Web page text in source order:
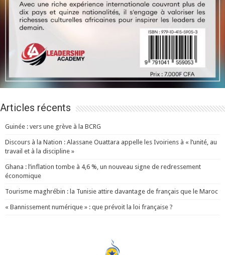
Articles récents
Guinée : vers une grève à la BCRG
Discours à la Nation : Alassane Ouattara appelle les Ivoiriens à « l’unité, au
travail et à la discipline »
Ghana : l’inflation tombe à 4,6 %, un nouveau signe de redressement
économique
Tourisme maghrébin : la Tunisie attire davantage de français que le Maroc
« Bannissement numérique » : que prévoit la loi française ?